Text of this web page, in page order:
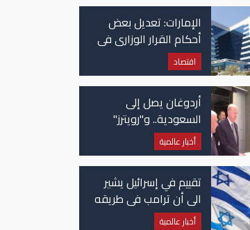
الإمارات: تعديل بعض
أحكام القرار الوزاري في
شأن الضريبة على
الشركات والأعمال
اقتصاد
أردوغان يصل إلى
السعودية.. و"رويترز"
تكشف تفاصيل الاتفاق
المرتقب
أخبار عالمية
تقييم في إسرائيل يشير
الى أن ترامب في طريقه
الى إبرام اتفاق مع إيران
أخبار عالمية